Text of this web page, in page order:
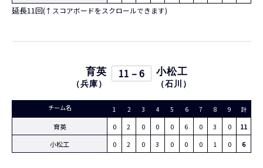
延長11回(↑スコアボードをスクロールできます)
育英
（兵庫 ）
11 – 6 小松工
（石川 ）
チーム名 1 2 3 4 5 6 7 8 9 計
育英 0 2 0 0 0 6 0 3 0
11
小松工
0 2 0 3 0 0 0 1 0 6